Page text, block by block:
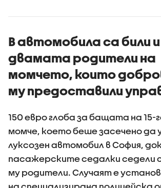
В автомобила са били и
двамата родители на
момчето, които
му предоставили
150 евро глоба за бащата на
момче, което беше засечено да
луксозен автомобил в София,
пасажерските седалки седели
му родители. Случаят е